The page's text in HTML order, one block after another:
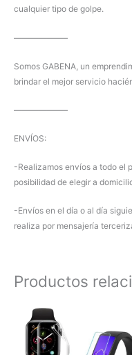
cualquier tipo de golpe.
——————–
Somos GABENA, un
brindar el mejor servicio
——————–
ENVÍOS:
-Realizamos envíos a todo el
posibilidad de elegir a
-Envíos en el día o al día
realiza por mensajería
Productos